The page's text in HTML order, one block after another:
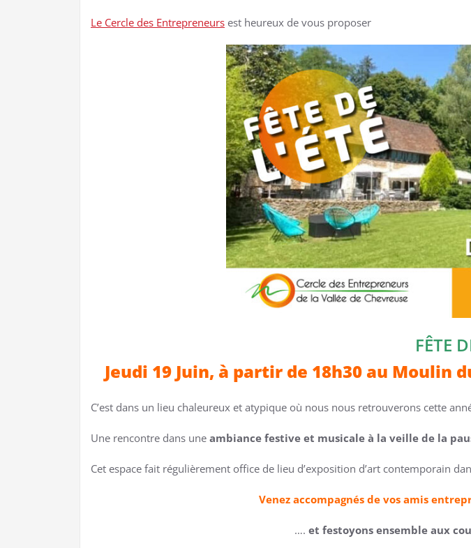
Le Cercle des Entrepreneurs est heureux de vous proposer
FÊTE
Jeudi 19 Juin, à partir de 18h30 au Moulin
C’est dans un lieu chaleureux et atypique où nous nous retrouverons cette
Une rencontre dans une ambiance festive et musicale à la veille de la
Cet espace fait régulièrement office de lieu d’exposition d’art contemporain
Venez accompagnés de vos amis
…. et festoyons ensemble aux